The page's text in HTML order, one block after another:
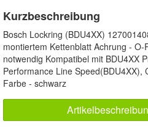
Kurzbeschreibung
Bosch Lockring (BDU4XX)
montiertem Kettenblatt Achrung -
notwendig Kompatibel mit BDU4XX
Performance Line Speed(BDU4XX),
Farbe - schwarz